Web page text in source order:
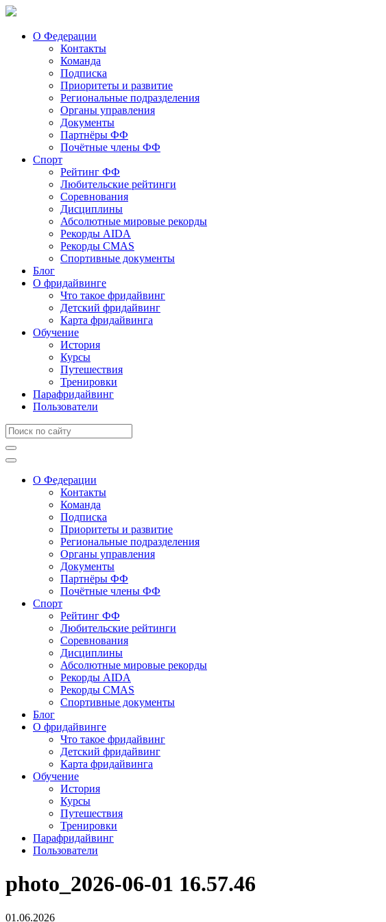
О Федерации
Контакты
Команда
Подписка
Приоритеты и развитие
Региональные подразделения
Органы управления
Документы
Партнёры ФФ
Почётные члены ФФ
Спорт
Рейтинг ФФ
Любительские рейтинги
Соревнования
Дисциплины
Абсолютные мировые рекорды
Рекорды AIDA
Рекорды CMAS
Спортивные документы
Блог
О фридайвинге
Что такое фридайвинг
Детский фридайвинг
Карта фридайвинга
Обучение
История
Курсы
Путешествия
Тренировки
Парафридайвинг
Пользователи
О Федерации
Контакты
Команда
Подписка
Приоритеты и развитие
Региональные подразделения
Органы управления
Документы
Партнёры ФФ
Почётные члены ФФ
Спорт
Рейтинг ФФ
Любительские рейтинги
Соревнования
Дисциплины
Абсолютные мировые рекорды
Рекорды AIDA
Рекорды CMAS
Спортивные документы
Блог
О фридайвинге
Что такое фридайвинг
Детский фридайвинг
Карта фридайвинга
Обучение
История
Курсы
Путешествия
Тренировки
Парафридайвинг
Пользователи
photo_2026-06-01 16.57.46
01.06.2026